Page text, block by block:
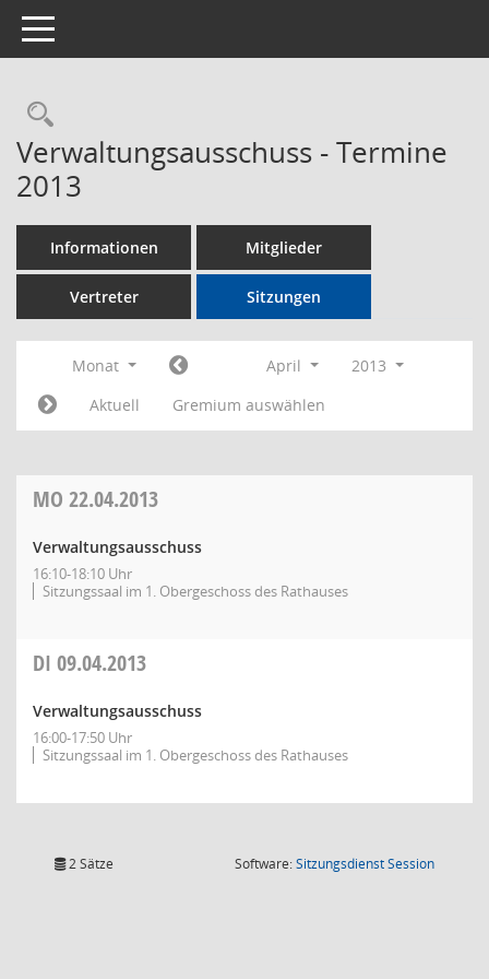
Toggle navigation
Rechercheauswahl
Verwaltungsausschuss - Termine
2013
Informationen Mitglieder
Vertreter Sitzungen
Monat April
2013
Aktuell
Gremium auswählen
MO 22.04.2013
Verwaltungsausschuss
16:10-18:10 Uhr
Sitzungssaal im 1. Obergeschoss des Rathauses
DI 09.04.2013
Verwaltungsausschuss
16:00-17:50 Uhr
Sitzungssaal im 1. Obergeschoss des Rathauses
2 Sätze Software:SitzungsdienstSession(Wird in